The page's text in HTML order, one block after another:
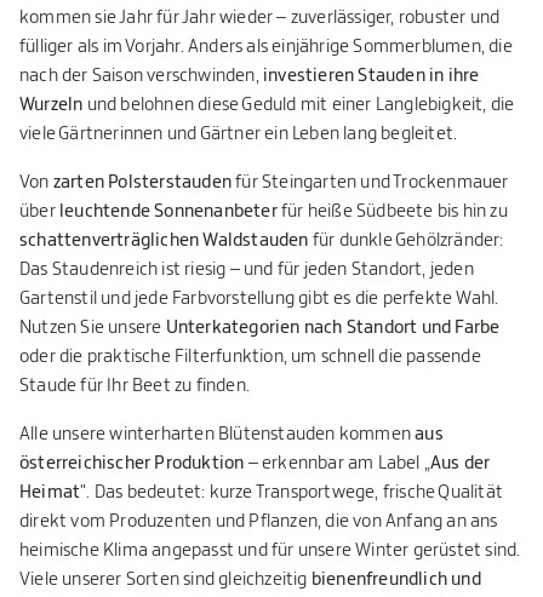
kommen sie Jahr für Jahr wieder – zuverlässiger, robuster und
fülliger als im Vorjahr. Anders als einjährige Sommerblumen, die
nach der Saison verschwinden, investieren Stauden in ihre
Wurzeln und belohnen diese Geduld mit einer Langlebigkeit, die
viele Gärtnerinnen und Gärtner ein Leben lang begleitet.
Von zarten Polsterstaudenfür Steingarten und Trockenmauer
über leuchtende Sonnenanbeterfür heiße Südbeete bis hin zu
schattenverträglichen Waldstauden für dunkle Gehölzränder:
Das Staudenreich ist riesig – und für jeden Standort, jeden
Gartenstil und jede Farbvorstellung gibt es die perfekte Wahl.
Nutzen Sie unsere Unterkategorien nach Standort und Farbe
oder die praktische Filterfunktion, um schnell die passende
Staude für Ihr Beet zu finden.
Alle unsere winterharten Blütenstauden kommenaus
österreichischer Produktion – erkennbar am Label „Aus der
Heimat". Das bedeutet: kurze Transportwege, frische Qualität
direkt vom Produzenten und Pflanzen, die von Anfang an ans
heimische Klima angepasst und für unsere Winter gerüstet sind.
Viele unserer Sorten sind gleichzeitig bienenfreundlich und